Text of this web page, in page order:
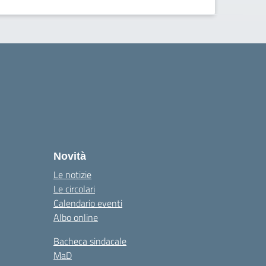
Novità
Le notizie
Le circolari
Calendario eventi
Albo online
Bacheca sindacale
MaD